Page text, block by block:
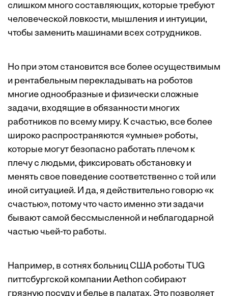
слишком много составляющих, которые требуют
человеческой ловкости, мышления и интуиции,
чтобы заменить машинами всех сотрудников.
Но при этом становится все более осуществимым
и рентабельным перекладывать на роботов
многие однообразные и физически сложные
задачи, входящие в обязанности многих
работников по всему миру. К счастью, все более
широко распространяются «умные» роботы,
которые могут безопасно работать плечом к
плечу с людьми, фиксировать обстановку и
менять свое поведение соответственно с той или
иной ситуацией. И да, я действительно говорю «к
счастью», потому что часто именно эти задачи
бывают самой бессмысленной и неблагодарной
частью чьей-то работы.
Например, в сотнях больниц США роботы TUG
питтсбургской компании Aethon собирают
грязную посуду и белье в палатах. Это позволяет